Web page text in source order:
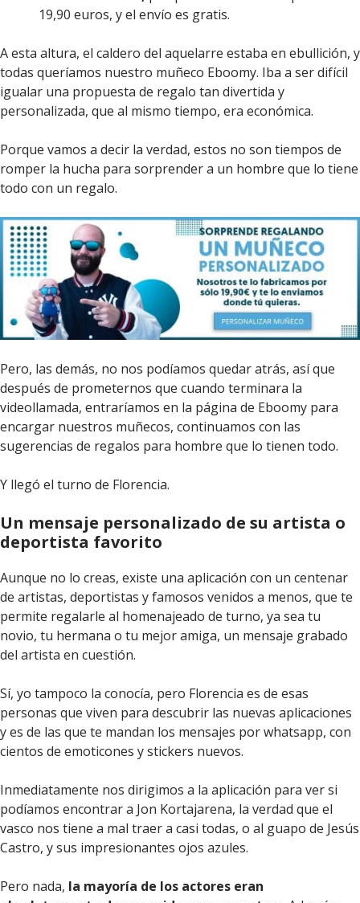
19,90 euros, y el envío es gratis.
A esta altura, el caldero del aquelarre estaba en ebullición, y
todas queríamos nuestro muñeco Eboomy. Iba a ser difícil
igualar una propuesta de regalo tan divertida y
personalizada, que al mismo tiempo, era económica.
Porque vamos a decir la verdad, estos no son tiempos de
romper la hucha para sorprender a un hombre que lo tiene
todo con un regalo.
Pero, las demás, no nos podíamos quedar atrás, así que
después de prometernos que cuando terminara la
videollamada, entraríamos en la página de Eboomy para
encargar nuestros muñecos, continuamos con las
sugerencias de regalos para hombre que lo tienen todo.
Y llegó el turno de Florencia.
Un mensaje personalizado de su artista o
deportista favorito
Aunque no lo creas, existe una aplicación con un centenar
de artistas, deportistas y famosos venidos a menos, que te
permite regalarle al homenajeado de turno, ya sea tu
novio, tu hermana o tu mejor amiga, un mensaje grabado
del artista en cuestión.
Sí, yo tampoco la conocía, pero Florencia es de esas
personas que viven para descubrir las nuevas aplicaciones
y es de las que te mandan los mensajes por whatsapp, con
cientos de emoticones y stickers nuevos.
Inmediatamente nos dirigimos a la aplicación para ver si
podíamos encontrar a Jon Kortajarena, la verdad que el
vasco nos tiene a mal traer a casi todas, o al guapo de Jesús
Castro, y sus impresionantes ojos azules.
Pero nada, la mayoría de los actores eran